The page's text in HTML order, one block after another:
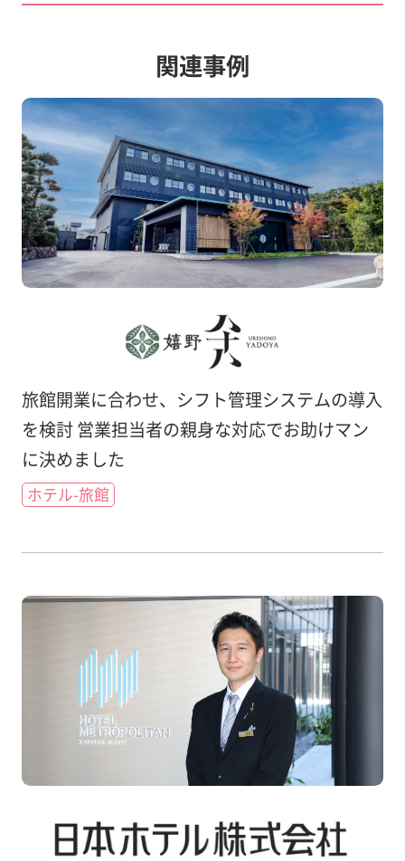
関連事例
旅館開業に合わせ、シフト管理システムの導入
を検討 営業担当者の親身な対応でお助けマン
に決めました
ホテル-旅館